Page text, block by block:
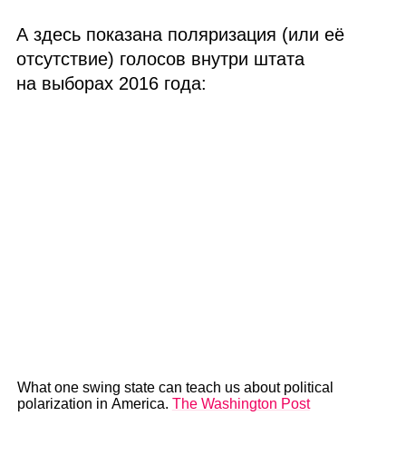
А здесь показана поляризация (или её
отсутствие) голосов внутри штата
на выборах 2016 года:
What one swing state can teach us about political
polarization in America. The Washington Post